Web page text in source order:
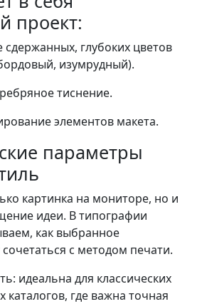
проект:
глубоких цветов
изумрудный).
тиснение.
элементов макета.
параметры
картинка на мониторе, но и
идеи. В типографии
как выбранное
с методом печати.
идеальна для классических
где важна точная